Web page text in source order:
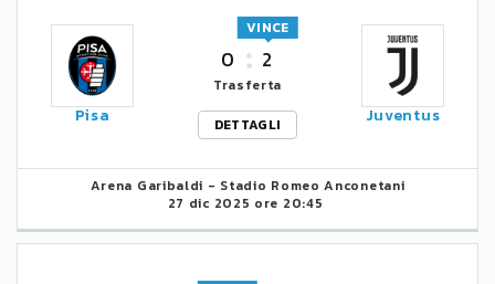
Pisa
0 2
VINCE
Trasferta
DETTAGLI
Juventus
Arena Garibaldi - Stadio Romeo Anconetani
27 dic 2025 ore 20:45